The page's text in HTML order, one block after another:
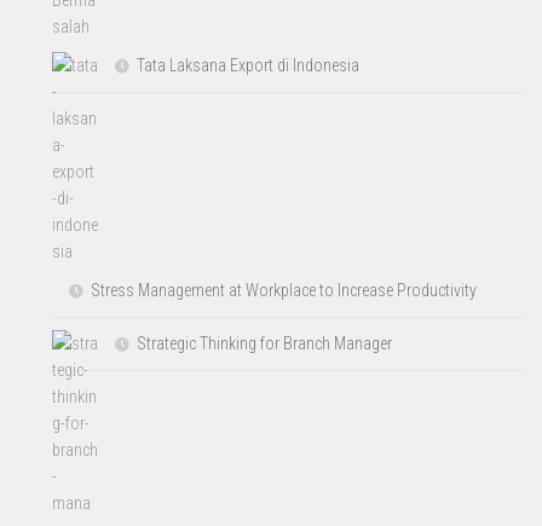
Tata Laksana Export di Indonesia
Stress Management at Workplace to Increase Productivity
Strategic Thinking for Branch Manager